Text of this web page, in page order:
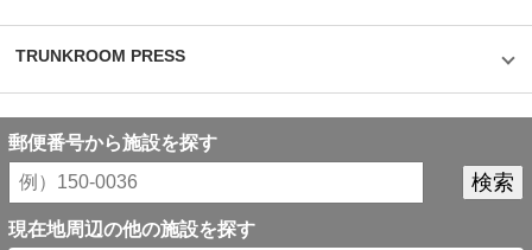
TRUNKROOM PRESS
郵便番号から施設を探す
現在地周辺の他の施設を探す